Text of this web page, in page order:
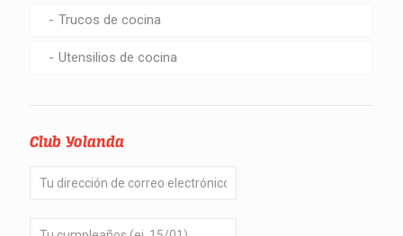
Trucos de cocina
Utensilios de cocina
Club Yolanda